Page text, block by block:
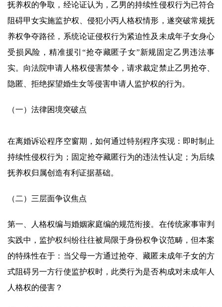
抚养权的争取，经论证认为，乙男的持续性侵权行为已符合
阻碍甲女实施监护权、侵犯小丙人格权情形，遂突破常规抚
养权争夺路径，系统论证侵权行为紧迫性及未成年子女身心
受损风险，精准援引“抢夺藏匿子女”新规固定乙男违法事
实。向法院申请人格权侵害禁令，请求裁定禁止乙男抢夺、
隐匿、拒绝探望婚生女等侵害申请人监护权的行为。
（一）法律困境突破点
在离婚诉讼程序空窗期，如何通过特别程序实现：即时制止
持续性侵权行为；固定抢夺藏匿行为的违法性认定；为后续
抚养权归属创造有利证据基础。
（二）三层面争议焦点
第一、人格权编与婚姻家庭编的规范衔接。在传统家事审判
实践中，监护权纠纷往往被局限于身份权争议范畴，但本案
的特殊性在于：当父母一方通过抢夺、藏匿未成年子女的方
式阻碍另一方行使监护权时，此类行为是否构成对未成年人
人格权的侵害？